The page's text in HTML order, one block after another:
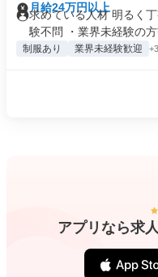
月給24万円以上
求めている人材 明るく
験不問 ・業界未経験の方
制服あり 業界未経験歓迎
アプリなら求